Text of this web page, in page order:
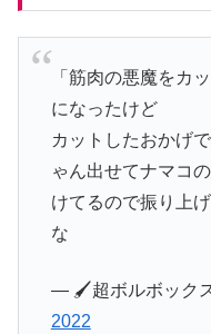
「筋肉の悪魔をカ
になったけど
カットしたおかげ
ゃん出せてナマコ
けてるので振り上
な
— 🖌超ボルボック
2022